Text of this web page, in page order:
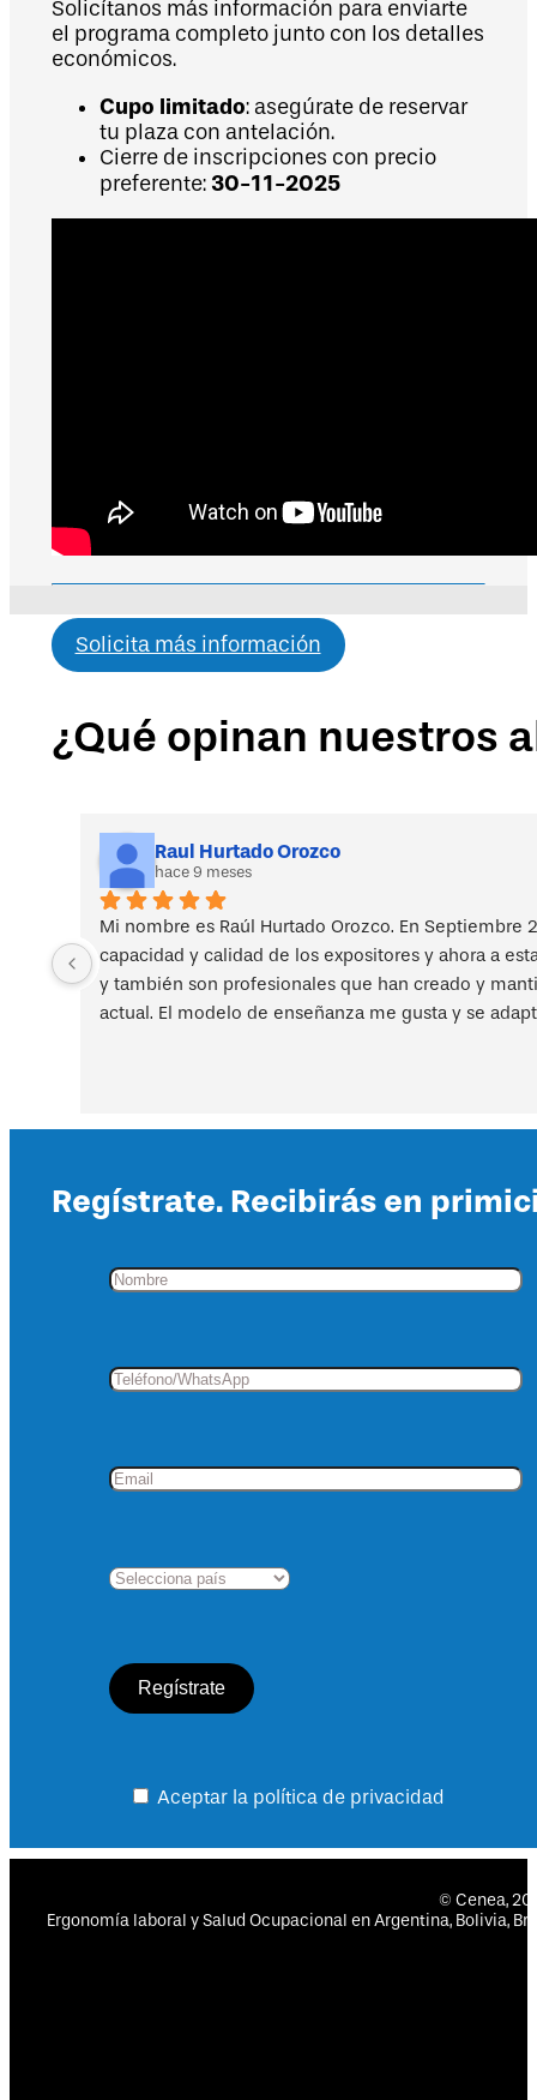
Solicítanos más información para enviarte
el programa completo junto con los detalles
económicos.
Cupo limitado: asegúrate de reservar
tu plaza con antelación.
Cierre de inscripciones con precio
preferente: 30-11-2025
Solicita más información
¿Qué opinan nuestros
Raul Hurtado Orozco
hace 9 meses
Mi nombre es Raúl Hurtado Orozco. En
capacidad y calidad de los expositores y ahora a
y también son profesionales que han creado y
actual. El modelo de enseñanza me gusta y se
Regístrate. Recibirás en
Aceptar la política de privacidad
© Cenea,
Ergonomía laboral y Salud Ocupacional en Argentina, Bolivia,